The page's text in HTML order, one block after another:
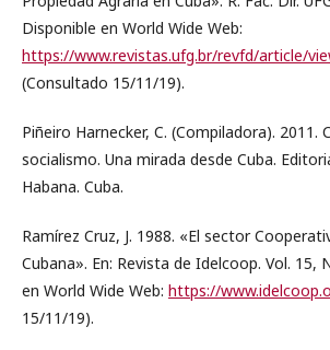
Disponible en World Wide Web:
https://www.revistas.ufg.br/revfd/article/
(Consultado 15/11/19).
Piñeiro Harnecker, C. (Compiladora). 2011.
socialismo. Una mirada desde Cuba.
Habana. Cuba.
Ramírez Cruz, J. 1988. «El sector
Cubana». En: Revista de Idelcoop. Vol. 15,
en World Wide Web: https://
15/11/19).